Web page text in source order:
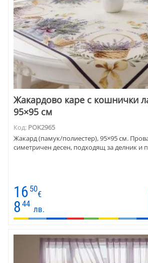
Жакардово каре с кошнички
95×95 см
Код: POK2965
Жакард (памук/полиестер), 95×95 см.
симетричен десен, подходящ за делник и
16 50
€
8 44
лв.